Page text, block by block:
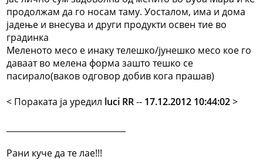
продолжам да го носам таму. Уосталом, има и дома
јадење и внесува и други продукти освен тие во
градинка
Меленото месо е инаку телешко/јунешко месо кое го
даваат во мелена форма зашто тешко се
пасирало(ваков одговор добив кога прашав)
< Поракaта ја уредил luci RR-- 17.12.2012 10:44:02>
Рани куче да те лае!!!